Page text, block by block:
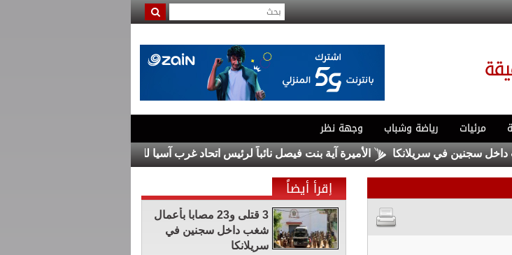
مرئيات رياضة وشباب وجهة نظر
الأميرة آية بنت فيصل نائباً لرئيس اتحاد غرب آسيا للكرة الطائرة
إقرأ أيضاً
3 قتلى و23 مصابا بأعمال
شغب داخل سجنين في
سريلانكا